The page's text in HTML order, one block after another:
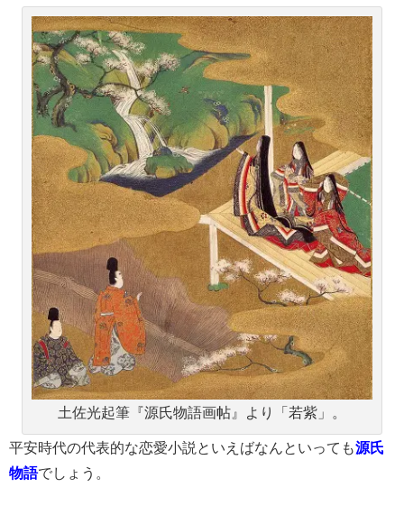
土佐光起筆『源氏物語画帖』より「若紫」。
平安時代の代表的な恋愛小説といえばなんといっても源氏
物語でしょう。